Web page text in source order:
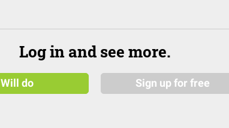
Log in and see more.
Will do Sign up for free